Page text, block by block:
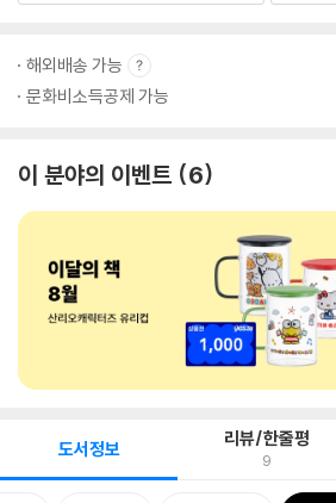
해외배송 가능
문화비소득공제 가능
이 분야의 이벤트 6
도서정보 리뷰/한줄평
9